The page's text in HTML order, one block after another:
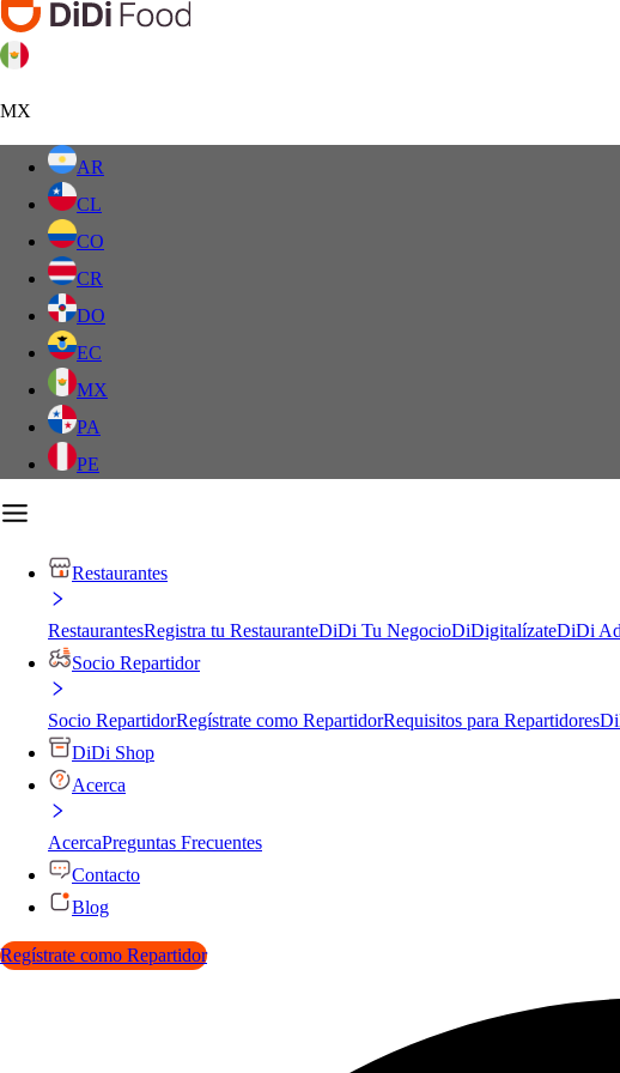
MX
AR
CL
CO
CR
DO
EC
MX
PA
PE
Restaurantes
RestaurantesRegistra tu RestauranteDiDi Tu NegocioDiDigitalízateDiDi
Socio Repartidor
Socio RepartidorRegístrate como RepartidorRequisitos para Repartidores
DiDi Shop
Acerca
AcercaPreguntas Frecuentes
Contacto
Blog
Regístrate como Repartidor